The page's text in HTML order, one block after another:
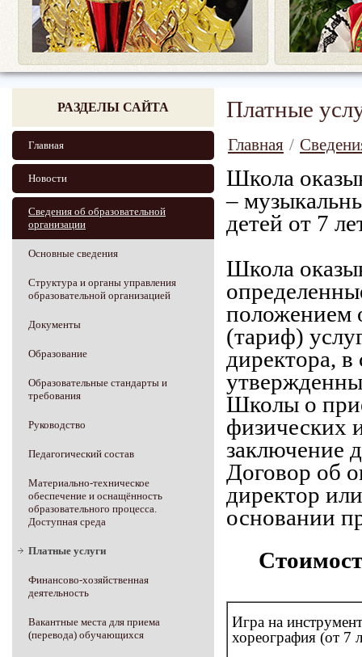
РАЗДЕЛЫ САЙТА
Главная
Новости
Сведения об образовательной
организации
Основные сведения
Структура и органы управления
образовательной организацией
Документы
Образование
Образовательные стандарты и
требования
Руководство
Педагогический состав
Материально-техническое
обеспечение и оснащённость
образовательного процесса.
Доступная среда
Платные услуги
Финансово-хозяйственная
деятельность
Вакантные места для приема
(перевода) обучающихся
Платные
Главная /
Школа
–
детей от 7
Школа
положением
(тариф)
директора,
Школы о
физических
заключение
Договор об
директор
основании
Игра на
хореография (от 7